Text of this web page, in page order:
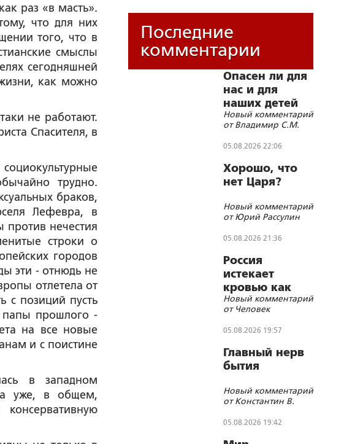
раз «в масть».
что для них
того, что в
смыслы
сегодняшней
как можно
не работают.
Спасителя, в
трудно.
браков,
Лефевра, в
нечестия
строки о
городов
эти - отнюдь не
отлетела от
с позиций пусть
папы прошлого -
на все новые
и с поистине
в западном
уже, в общем,
Последние
комментарии
Опасен ли для
нас и для
наших детей
«бегущий
гуру»?
Новый комментарий
от Владимир С.М.
05.08.2026 22:06
Хорошо, что
нет Царя?
Новый комментарий
от Юрий Рассулин
05.08.2026 21:36
Россия
истекает
кровью как
жертвенное
животное?
Новый комментарий
от Человек
05.08.2026 19:57
Главный нерв
бытия
Новый комментарий
от Константин В.
05.08.2026 19:42